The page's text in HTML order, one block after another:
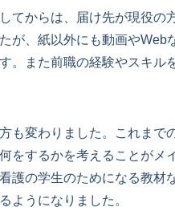
てからは、届け先が現役の
が、紙以外にも動画やWeb
。また前職の経験やスキル
も変わりました。これまで
をするかを考えることがメ
護の学生のためになる教材
ようになりました。